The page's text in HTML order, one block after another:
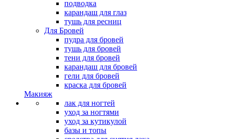
подводка
карандаш для глаз
тушь для ресниц
Для Бровей
пудра для бровей
тушь для бровей
тени для бровей
карандаш для бровей
гели для бровей
краска для бровей
Макияж
лак для ногтей
уход за ногтями
уход за кутикулой
базы и топы